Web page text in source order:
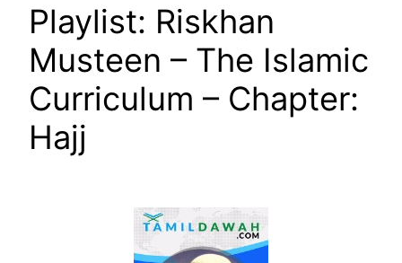
Playlist: Riskhan
Musteen – The Islamic
Curriculum – Chapter:
Hajj